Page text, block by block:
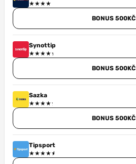
BONUS 500KČ
Synottip
BONUS 500KČ
Sazka
BONUS 500KČ
Tipsport